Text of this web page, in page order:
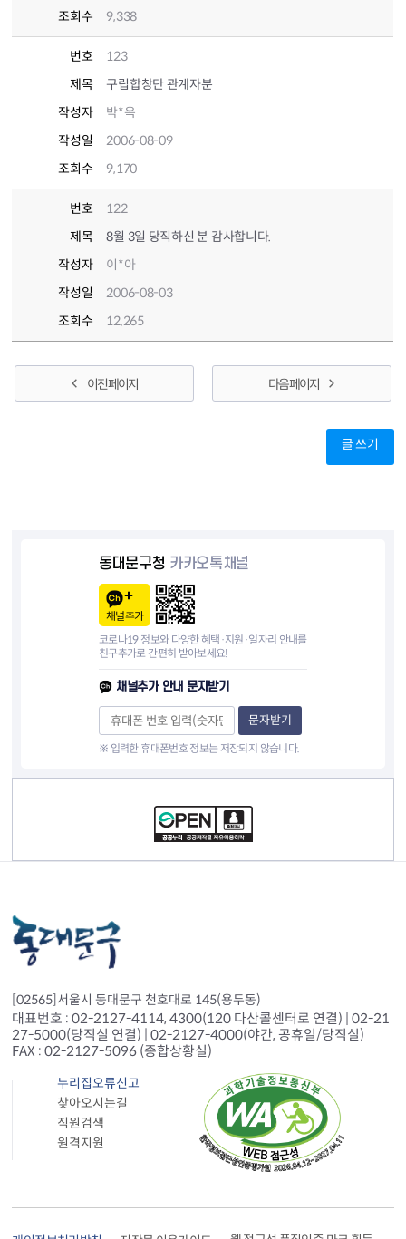
조회수
9,338
번호
123
제목
구립합창단 관계자분
작성자
박*옥
작성일
2006-08-09
조회수
9,170
번호
122
제목
8월 3일 당직하신 분 감사합니다.
작성자
이*아
작성일
2006-08-03
조회수
12,265
이전 페이지 다음 페이지
글 쓰기
동대문구청 카카오톡채널
채널추가
코로나19 정보와 다양한 혜택·지원·일자리 안내를
친구추가로 간편히 받아보세요!
채널추가 안내 문자받기
문자받기
※ 입력한 휴대폰번호 정보는 저장되지 않습니다.
[02565]서울시 동대문구 천호대로 145(용두동)
대표번호 : 02-2127-4114, 4300(120 다산콜센터로 연결) | 02-21
27-5000(당직실 연결) | 02-2127-4000(야간, 공휴일/당직실)
FAX : 02-2127-5096 (종합상황실)
누리집오류신고
찾아오시는길
직원검색
원격지원